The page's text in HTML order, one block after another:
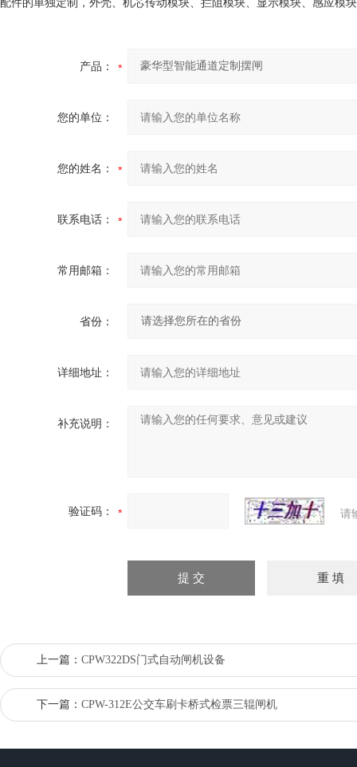
配件的单独定制，外壳、机芯传动模块、拦阻模块、显示模块、感应模
产品：
您的单位：
您的姓名：
联系电话：
常用邮箱：
省份：
详细地址：
补充说明：
验证码： 请
上一篇： CPW322DS门式自动闸机设备
下一篇： CPW-312E公交车刷卡桥式检票三辊闸机